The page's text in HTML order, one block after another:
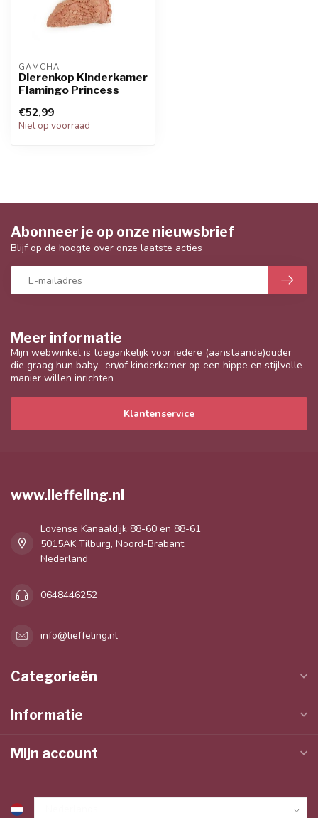
GAMCHA
Dierenkop Kinderkamer
Flamingo Princess
€52,99
Niet op voorraad
Meer informatie
Mijn webwinkel is toegankelijk voor iedere (aanstaande)ouder
die graag hun baby- en/of kinderkamer op een hippe en stijlvolle
manier willen inrichten
Klantenservice
Abonneer je op onze nieuwsbrief
Blijf op de hoogte over onze laatste acties
www.lieffeling.nl
Lovense Kanaaldijk 88-60 en 88-61
5015AK Tilburg, Noord-Brabant
Nederland
0648446252
info@lieffeling.nl
Categorieën
Informatie
Mijn account